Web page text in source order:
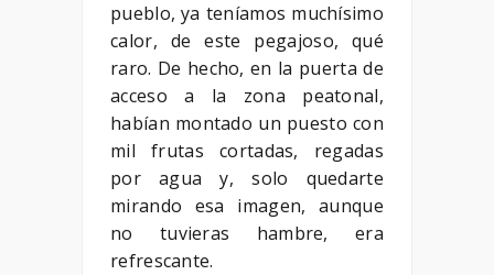
pueblo, ya teníamos muchísimo
calor, de este pegajoso, qué
raro. De hecho, en la puerta de
acceso a la zona peatonal,
habían montado un puesto con
mil frutas cortadas, regadas
por agua y, solo quedarte
mirando esa imagen, aunque
no tuvieras hambre, era
refrescante.